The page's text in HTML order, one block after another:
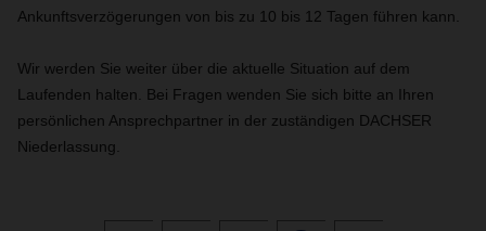
Ankunftsverzögerungen von bis zu 10 bis 12 Tagen führen kann.
Wir werden Sie weiter über die aktuelle Situation auf dem
Laufenden halten. Bei Fragen wenden Sie sich bitte an Ihren
persönlichen Ansprechpartner in der zuständigen DACHSER
Niederlassung.